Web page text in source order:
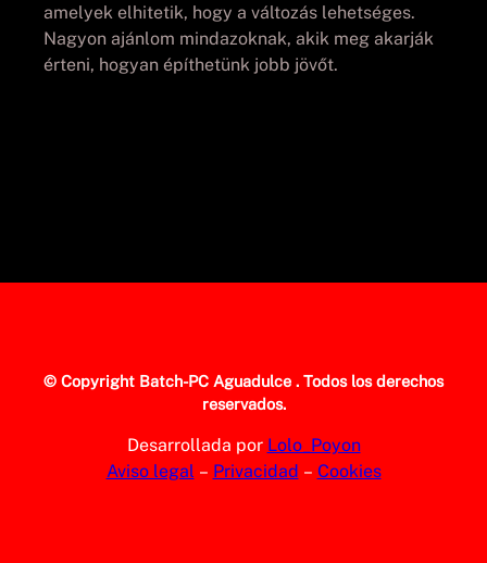
amelyek elhitetik, hogy a változás lehetséges.
Nagyon ajánlom mindazoknak, akik meg akarják
érteni, hogyan építhetünk jobb jövőt.
© Copyright Batch-PC Aguadulce . Todos los derechos
reservados.
Desarrollada por Lolo_Poyon
Aviso legal – Privacidad – Cookies